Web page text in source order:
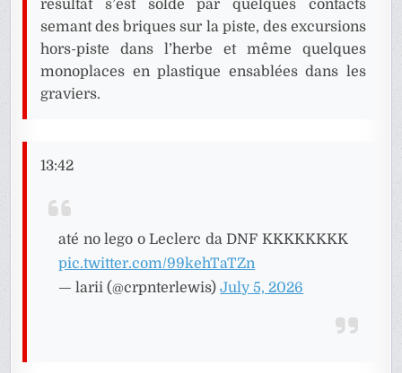
résultat s’est soldé par quelques contacts
semant des briques sur la piste, des excursions
hors-piste dans l’herbe et même quelques
monoplaces en plastique ensablées dans les
graviers.
13:42
até no lego o Leclerc da DNF KKKKKKKK
pic.twitter.com/99kehTaTZn
— larii (@crpnterlewis)July 5, 2026